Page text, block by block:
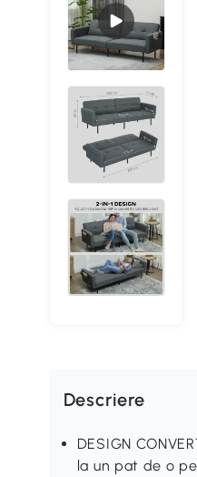
Descriere
DESIGN
la un pat de o